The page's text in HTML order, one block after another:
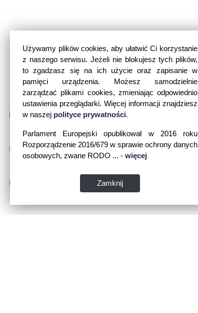
Używamy plików cookies, aby ułatwić Ci korzystanie
z naszego serwisu. Jeżeli nie blokujesz tych plików,
to zgadzasz się na ich użycie oraz zapisanie w
pamięci urządzenia. Możesz samodzielnie
zarządzać plikami cookies, zmieniając odpowiednio
ustawienia przeglądarki. Więcej informacji znajdziesz
w naszej polityce prywatności.
Parlament Europejski opublikował w 2016 roku
Rozporządzenie 2016/679 w sprawie ochrony danych
osobowych, zwane RODO ... - więcej
Zamknij